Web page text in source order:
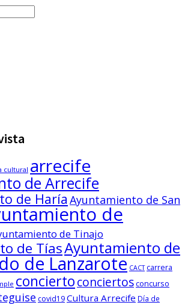
cultural arrecife
de Arrecife
de Haría Ayuntamiento de San
de
de Tinajo
de TíasAyuntamiento de
de Lanzarote CACT carrera
conciertoconciertosconcurso
covid19Cultura Arrecife Día de